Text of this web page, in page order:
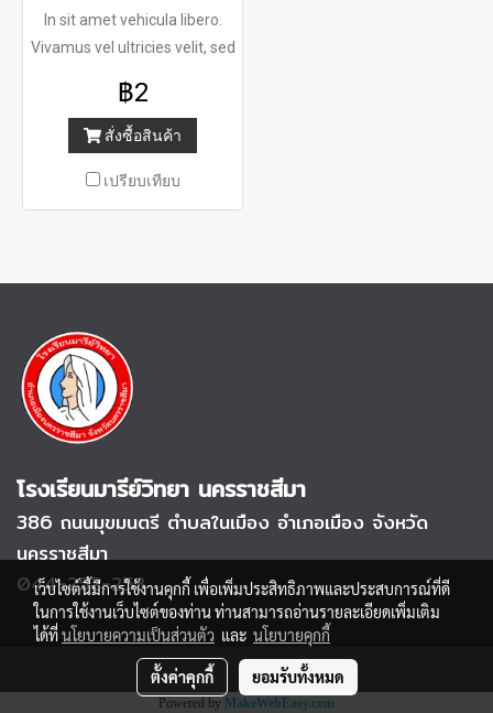
In sit amet vehicula libero.
Vivamus vel ultricies velit, sed
฿2
สั่งซื้อสินค้า
เปรียบเทียบ
โรงเรียนมารีย์วิทยา นครราชสีมา
386 ถนนมุขมนตรี ตำบลในเมือง อำเภอเมือง จังหวัด
นครราชสีมา
044-252-253
Powered by MakeWebEasy.com
เว็บไซต์นี้มีการใช้งานคุกกี้ เพื่อเพิ่มประสิทธิภาพและประสบการณ์ที่ดี
ในการใช้งานเว็บไซต์ของท่าน ท่านสามารถอ่านรายละเอียดเพิ่มเติม
ได้ที่นโยบายความเป็นส่วนตัว และ นโยบายคุกกี้
ตั้งค่าคุกกี้ ยอมรับทั้งหมด